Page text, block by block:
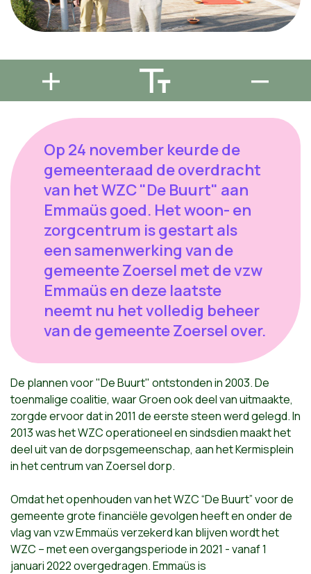
Op 24 november keurde de
gemeenteraad de overdracht
van het WZC "De Buurt" aan
Emmaüs goed. Het woon- en
zorgcentrum is gestart als
een samenwerking van de
gemeente Zoersel met de vzw
Emmaüs en deze laatste
neemt nu het volledig beheer
van de gemeente Zoersel over.
De plannen voor "De Buurt" ontstonden in 2003. De
toenmalige coalitie, waarGroenook deel van uitmaakte,
zorgde ervoor dat in 2011 de eerste steen werd gelegd. In
2013 was het WZC operationeel en sindsdien maakt het
deel uit van de dorpsgemeenschap, aan het Kermisplein
in het centrum van Zoerseldorp.
Omdat het openhouden van het WZC “De Buurt” voor de
gemeente grote financiële gevolgen heeft en onder de
vlag van vzw Emmaüs verzekerd kan blijven wordt het
WZC – met een overgangsperiode in 2021 - vanaf 1
januari 2022 overgedragen. Emmaüs is